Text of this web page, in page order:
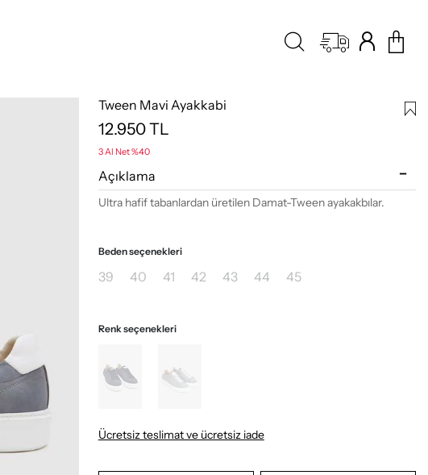
Tween Mavi Ayakkabi
12.950TL
3 Al Net %40
Açıklama
Ultra hafif tabanlardan üretilen Damat-Tween ayakakbılar.
Beden seçenekleri
39 40 41 42 43 44 45
Renk seçenekleri
Ücretsiz teslimat ve ücretsiz iade